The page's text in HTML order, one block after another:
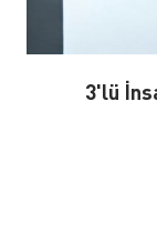
3'lü